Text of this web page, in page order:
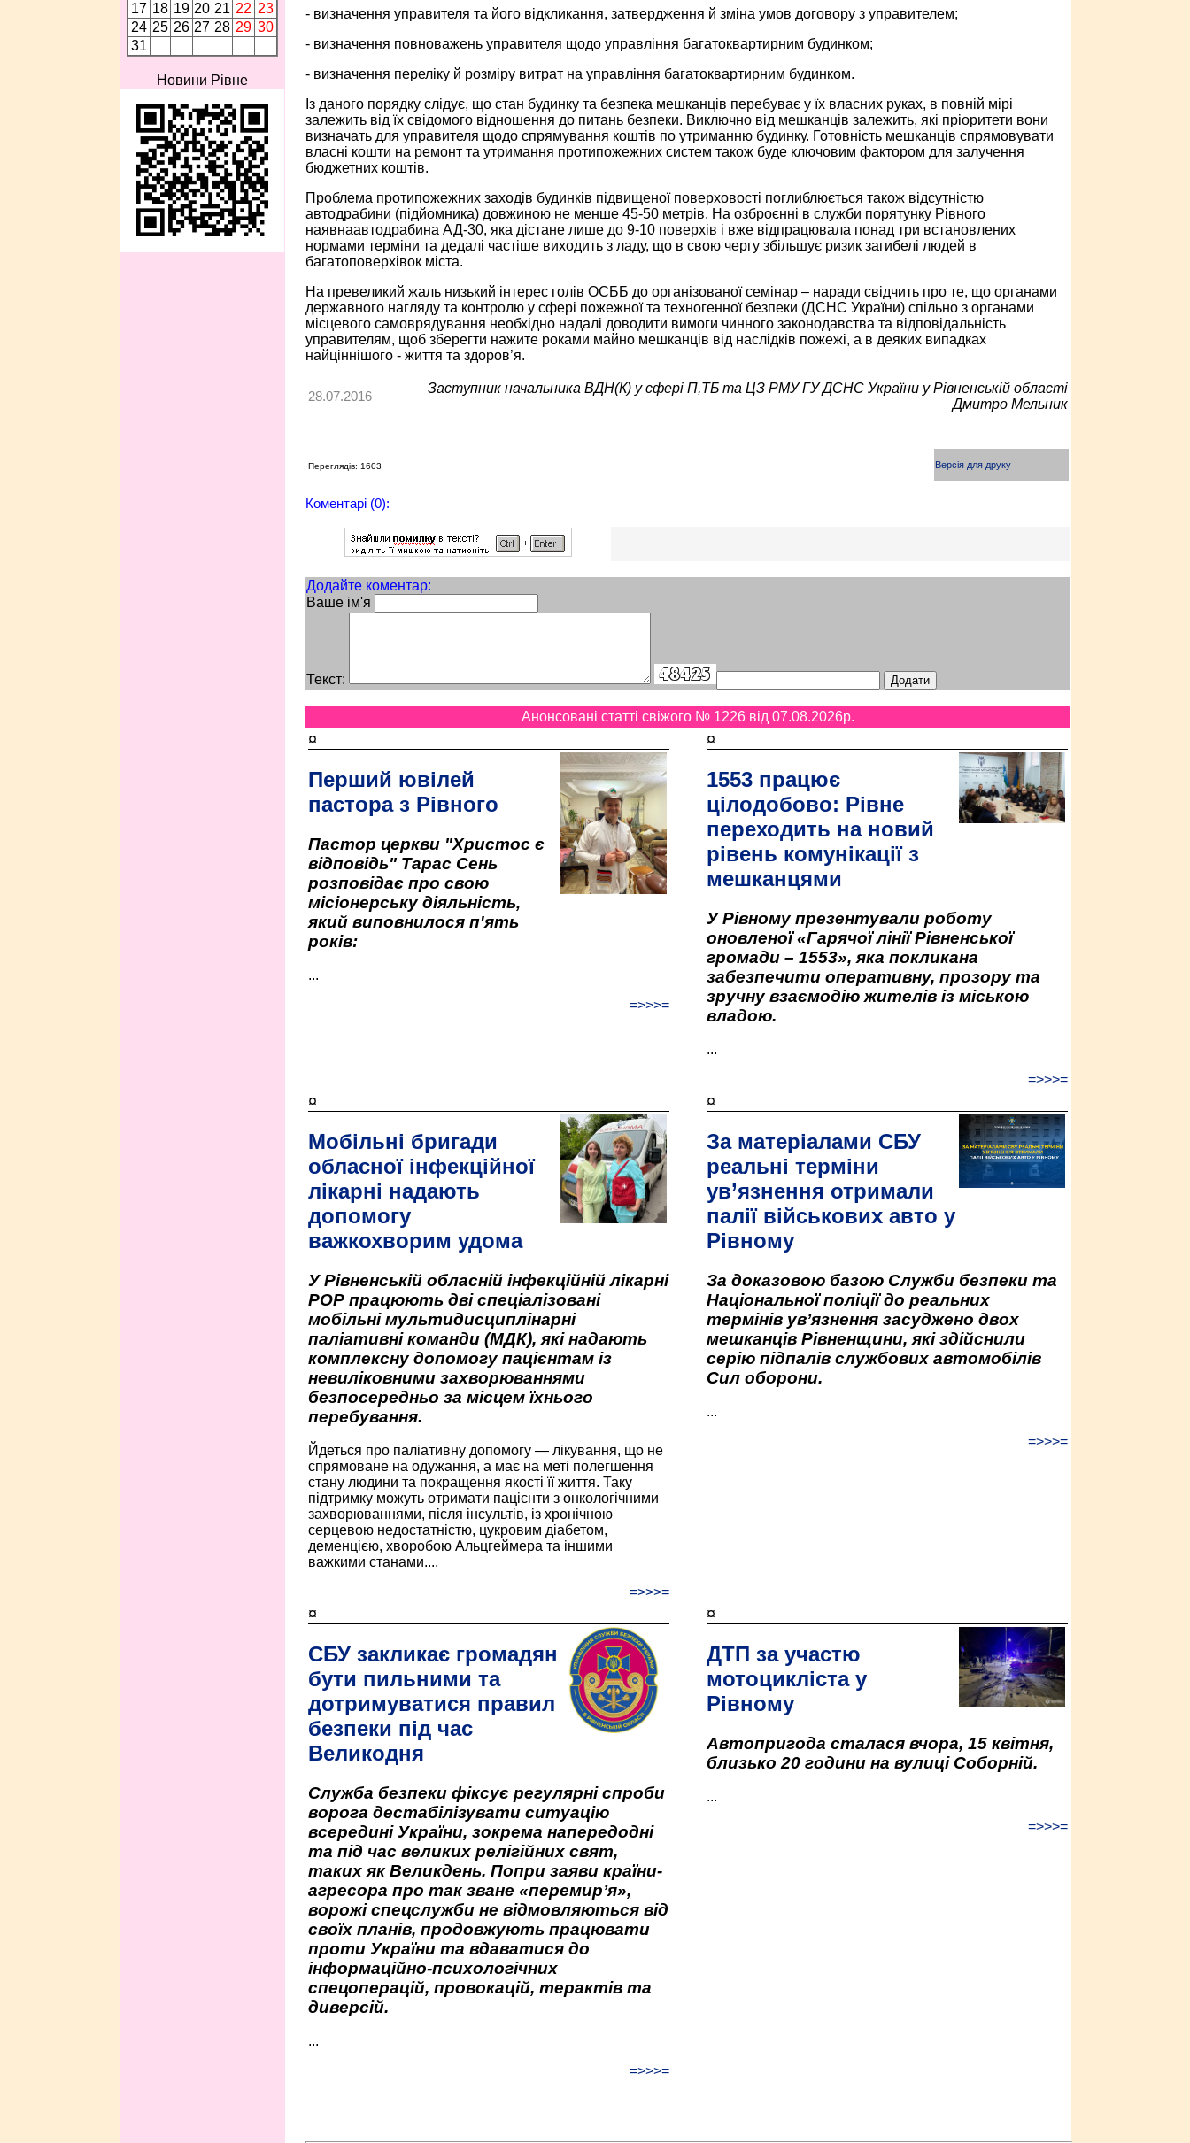
17 18 19 20 21 22 23
24 25 26 27 28 29 30
31
Новини Рівне
- визначення управителя та його відкликання, затвердження й зміна умов договору з управителем;
- визначення повноважень управителя щодо управління багатоквартирним будинком;
- визначення переліку й розміру витрат на управління багатоквартирним будинком.
Із даного порядку слідує, що стан будинку та безпека мешканців перебуває у їх власних руках, в повній мірі
залежить від їх свідомого відношення до питань безпеки. Виключно від мешканців залежить, які пріоритети вони
визначать для управителя щодо спрямування коштів по утриманню будинку. Готовність мешканців спрямовувати
власні кошти на ремонт та утримання протипожежних систем також буде ключовим фактором для залучення
бюджетних коштів.
Проблема протипожежних заходів будинків підвищеної поверховості поглиблюється також відсутністю
автодрабини (підйомника) довжиною не менше 45-50 метрів. На озброєнні в служби порятунку Рівного
наявнаавтодрабина АД-30, яка дістане лише до 9-10 поверхів і вже відпрацювала понад три встановлених
нормами терміни та дедалі частіше виходить з ладу, що в свою чергу збільшує ризик загибелі людей в
багатоповерхівок міста.
На превеликий жаль низький інтерес голів ОСББ до організованої семінар – наради свідчить про те, що органами
державного нагляду та контролю у сфері пожежної та техногенної безпеки (ДСНС України) спільно з органами
місцевого самоврядування необхідно надалі доводити вимоги чинного законодавства та відповідальність
управителям, щоб зберегти нажите роками майно мешканців від наслідків пожежі, а в деяких випадках
найціннішого - життя та здоров’я.
28.07.2016
Заступник начальника ВДН(К) у сфері П,ТБ та ЦЗ РМУ ГУ ДСНС України у Рівненській області
Дмитро Мельник
Переглядів: 1603 Версія для друку
Коментарі (0):
Додайте коментар:
Ваше ім'я
Текст:
Анонсовані статті свіжого № 1226 від 07.08.2026p.
¤
Перший ювілей
пастора з Рівного
Пастор церкви "Христос є
відповідь" Тарас Сень
розповідає про свою
місіонерську діяльність,
який виповнилося п'ять
років:
...
=>>>=
¤
1553 працює
цілодобово: Рівне
переходить на новий
рівень комунікації з
мешканцями
У Рівному презентували роботу
оновленої «Гарячої лінії Рівненської
громади – 1553», яка покликана
забезпечити оперативну, прозору та
зручну взаємодію жителів із міською
владою.
...
=>>>=
¤
Мобільні бригади
обласної інфекційної
лікарні надають
допомогу
важкохворим удома
У Рівненській обласній інфекційній лікарні
РОР працюють дві спеціалізовані
мобільні мультидисциплінарні
паліативні команди (МДК), які надають
комплексну допомогу пацієнтам із
невиліковними захворюваннями
безпосередньо за місцем їхнього
перебування.
Йдеться про паліативну допомогу — лікування, що не
спрямоване на одужання, а має на меті полегшення
стану людини та покращення якості її життя. Таку
підтримку можуть отримати пацієнти з онкологічними
захворюваннями, після інсультів, із хронічною
серцевою недостатністю, цукровим діабетом,
деменцією, хворобою Альцгеймера та іншими
важкими станами....
=>>>=
¤
За матеріалами СБУ
реальні терміни
ув’язнення отримали
палії військових авто у
Рівному
За доказовою базою Служби безпеки та
Національної поліції до реальних
термінів ув’язнення засуджено двох
мешканців Рівненщини, які здійснили
серію підпалів службових автомобілів
Сил оборони.
...
=>>>=
¤
СБУ закликає громадян
бути пильними та
дотримуватися правил
безпеки під час
Великодня
Служба безпеки фіксує регулярні спроби
ворога дестабілізувати ситуацію
всередині України, зокрема напередодні
та під час великих релігійних свят,
таких як Великдень. Попри заяви країни-
агресора про так зване «перемир’я»,
ворожі спецслужби не відмовляються від
своїх планів, продовжують працювати
проти України та вдаватися до
інформаційно-психологічних
спецоперацій, провокацій, терактів та
диверсій.
...
=>>>=
¤
ДТП за участю
мотоцикліста у
Рівному
Автопригода сталася вчора, 15 квітня,
близько 20 години на вулиці Соборній.
...
=>>>=